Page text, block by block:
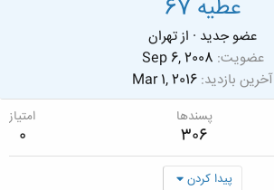
عطیه 67
عضو جدید · ازتهران
عضویت Sep 6, 2008
آخرین بازدید Mar 1, 2016
پسندها
306
امتیاز
0
پیدا کردن